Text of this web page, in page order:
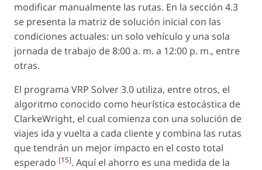
modificar manualmente las rutas. En la sección 4.3
se presenta la matriz de solución inicial con las
condiciones actuales: un solo vehículo y una sola
jornada de trabajo de 8:00 a. m. a 12:00 p. m., entre
otras.
El programa VRP Solver 3.0 utiliza, entre otros, el
algoritmo conocido como heurística estocástica de
ClarkeWright, el cual comienza con una solución de
viajes ida y vuelta a cada cliente y combina las rutas
que tendrán un mejor impacto en el costo total
esperado [15]. Aquí el ahorro es una medida de la